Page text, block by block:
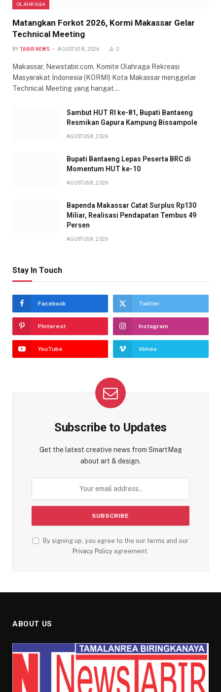
OLAHRAGA
Matangkan Forkot 2026, Kormi Makassar Gelar
Technical Meeting
BY TABIR NEWS AGUSTUS 8, 2026 0
Makassar, Newstabir.com, Komite Olahraga Rekreasi
Masyarakat Indonesia (KORMI) Kota Makassar menggelar
Technical Meeting yang hangat…
Sambut HUT RI ke-81, Bupati Bantaeng
Resmikan Gapura Kampung Bissampole
AGUSTUS 8, 2026
Bupati Bantaeng Lepas Peserta BRC di
Momentum HUT ke-10
AGUSTUS 8, 2026
Bapenda Makassar Catat Surplus Rp130
Miliar, Realisasi Pendapatan Tembus 49
Persen
AGUSTUS 8, 2026
Stay In Touch
Facebook Twitter
Pinterest Instagram
YouTube Vimeo
Subscribe to Updates
Get the latest creative news from SmartMag
about art & design.
By signing up, you agree to the our terms and our
Privacy Policy agreement.
ABOUT US